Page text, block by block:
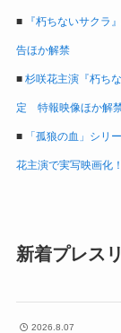
■ 『朽ちないサクラ
告ほか解禁
■ 杉咲花主演『朽ち
定 特報映像ほか解
■ 「孤狼の血」シリ
花主演で実写映画化
新着プレス
2026.8.07